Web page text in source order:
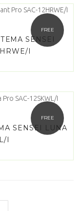
FREE
SENSEI
I
FREE
SENSEI LUNA
I